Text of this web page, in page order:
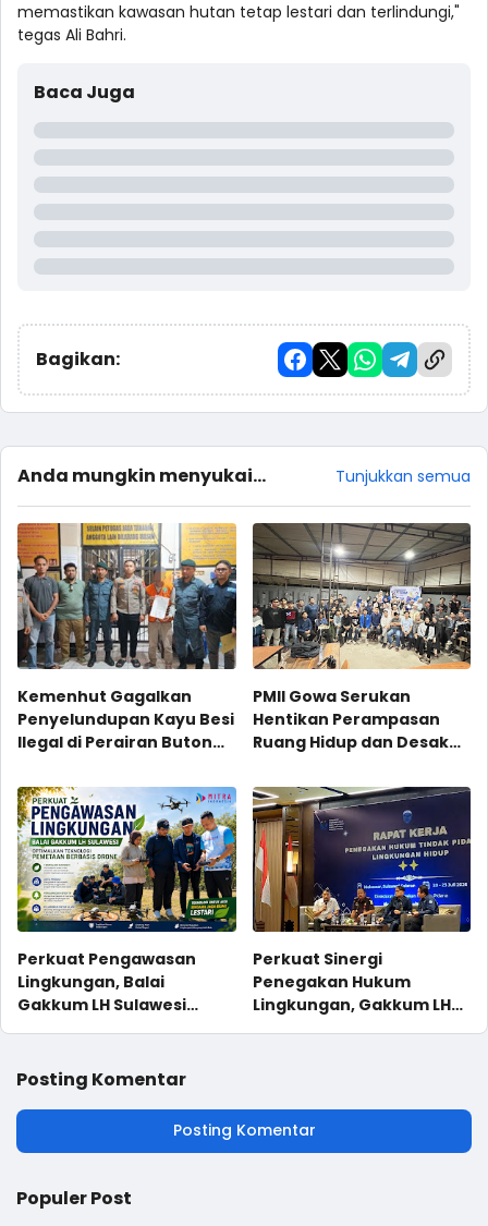
memastikan kawasan hutan tetap lestari dan terlindungi,"
tegas Ali Bahri.
Baca Juga
Bagikan:
Anda mungkin menyukai
postingan ini
Tunjukkan semua
Kemenhut Gagalkan
Penyelundupan Kayu Besi
Ilegal di Perairan Buton
PMII Gowa Serukan
Hentikan Perampasan
Ruang Hidup dan Desak
Perkuat Pengawasan
Lingkungan, Balai
Gakkum LH Sulawesi
Drone
Perkuat Sinergi
Penegakan Hukum
Lingkungan, Gakkum LH
Posting Komentar
Posting Komentar
Populer Post